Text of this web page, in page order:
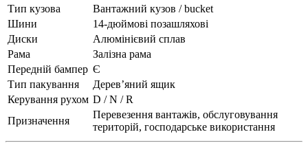
Тип кузова
Вантажний кузов / bucket
Шини
14-дюймові позашляхові
Диски
Алюмінієвий сплав
Рама
Залізна рама
Передній бампер Є
Тип пакування
Дерев’яний ящик
Керування рухом D / N / R
Призначення
Перевезення вантажів, обслуговування
територій, господарське використання